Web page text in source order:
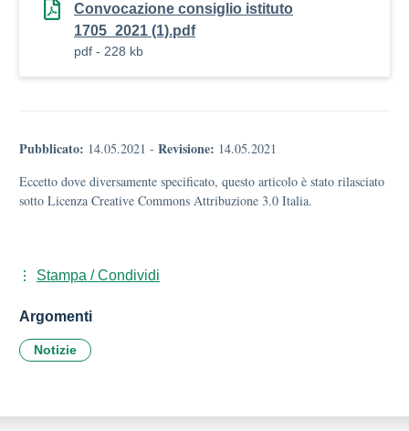
Convocazione consiglio istituto
1705_2021 (1).pdf
pdf - 228 kb
Pubblicato: 14.05.2021 - Revisione: 14.05.2021
Eccetto dove diversamente specificato, questo articolo è stato rilasciato
sotto Licenza Creative Commons Attribuzione 3.0 Italia.
Stampa / Condividi
Argomenti
Notizie